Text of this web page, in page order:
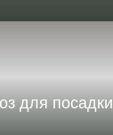
для посадки